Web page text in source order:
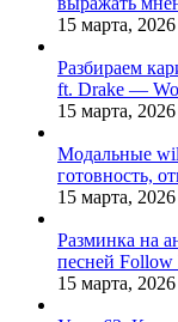
15 марта, 2026
Разбираем
ft. Drake —
15 марта, 2026
Модальные
готовность,
15 марта, 2026
Разминка на
песней Follow
15 марта, 2026